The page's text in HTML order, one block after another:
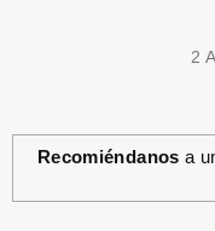
2
Recomiéndanos a